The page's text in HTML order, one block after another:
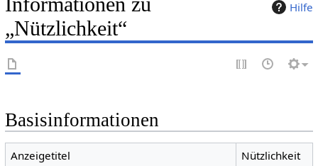
Hilfe
„Nützlichkeit“
Basisinformationen
Anzeigetitel
Nützlichkeit